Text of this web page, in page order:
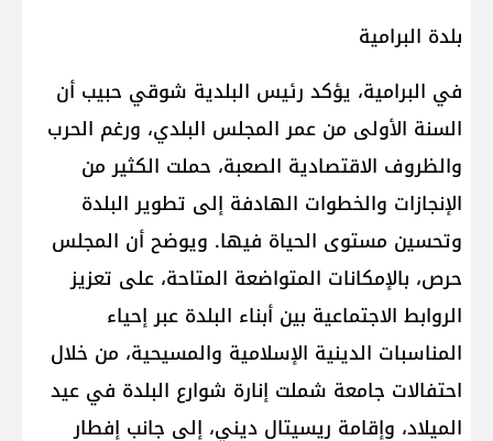
بلدة البرامية
في البرامية، يؤكد رئيس البلدية شوقي حبيب أن
السنة الأولى من عمر المجلس البلدي، ورغم الحرب
والظروف الاقتصادية الصعبة، حملت الكثير من
الإنجازات والخطوات الهادفة إلى تطوير البلدة
وتحسين مستوى الحياة فيها. ويوضح أن المجلس
حرص، بالإمكانات المتواضعة المتاحة، على تعزيز
الروابط الاجتماعية بين أبناء البلدة عبر إحياء
المناسبات الدينية الإسلامية والمسيحية، من خلال
احتفالات جامعة شملت إنارة شوارع البلدة في عيد
الميلاد، وإقامة ريسيتال ديني، إلى جانب إفطار